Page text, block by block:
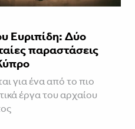
Ευριπίδη: Δύο
παραστάσεις
για ένα από το πιο
έργα του αρχαίου